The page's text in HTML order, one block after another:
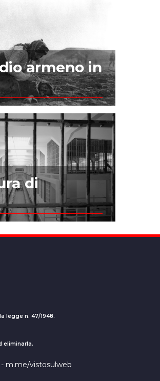
armeno in
di
legge n. 47/1948.
eliminarla.
m.me/vistosulweb